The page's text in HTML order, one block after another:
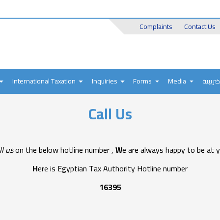
Header
Top
Complaints Contact Us
International Taxation Inquiries Forms Media
Call Us
uson the below hotline number ,We are always happy to be at
Here is Egyptian Tax Authority Hotline number
16395